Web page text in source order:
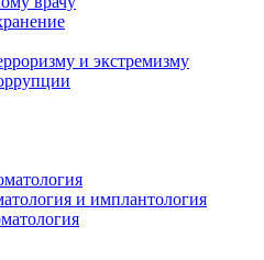
и экстремизму
и имплантология